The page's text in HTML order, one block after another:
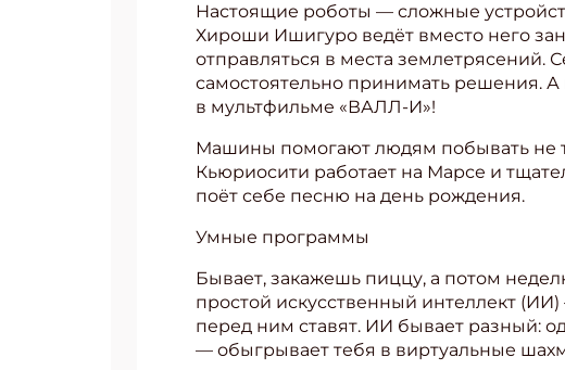
Настоящие роботы — сложные
Хироши Ишигуро ведёт вместо него
отправляться в места землетрясений.
самостоятельно принимать решения.
в мультфильме «ВАЛЛ-И»!
Машины помогают людям побывать не
Кьюриосити работает на Марсе и
поёт себе песню на день рождения.
Умные программы
Бывает, закажешь пиццу, а потом
простой искусственный интеллект
перед ним ставят. ИИ бывает разный:
— обыгрывает тебя в виртуальные